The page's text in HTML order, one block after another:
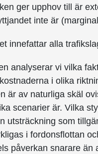
ger upphov till är
inte är
innefattar alla
analyserar vi vilka
i olika
är av naturliga skäl
scenarier är. Vilka
utsträckning som
i fordonsflottan
påverkan snarare än